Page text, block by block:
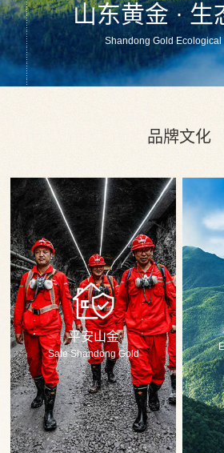
山东黄金 · 生
Shandong Gold Ecological
品牌文化
平安山金
Safe Shandong Gold